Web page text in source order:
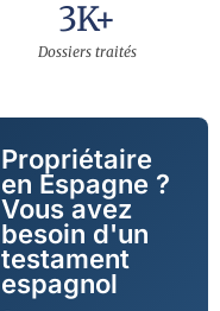
Dossiers traités
3K+
Propriétaire
en Espagne ?
Vous avez
besoin d'un
testament
espagnol